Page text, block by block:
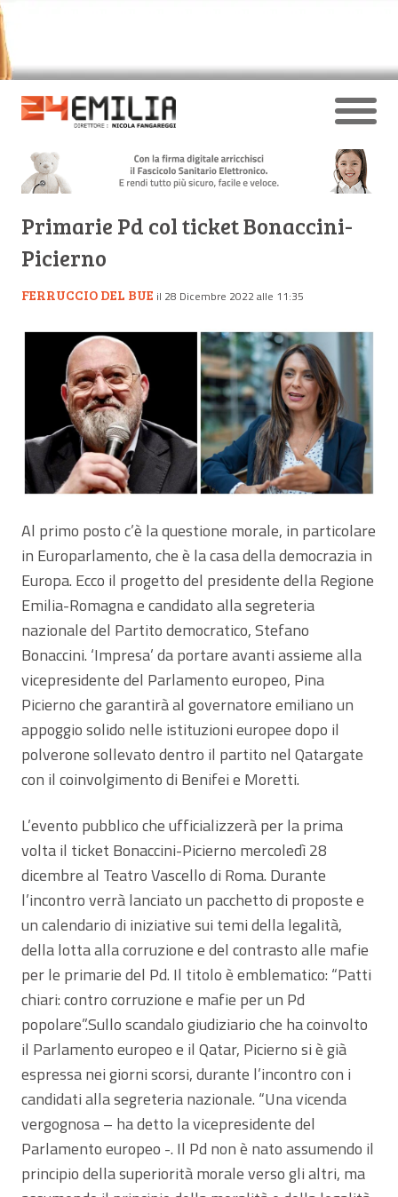
Primarie Pd col ticket Bonaccini-
Picierno
FERRUCCIO DEL BUE il 28 Dicembre 2022 alle 11:35
Al primo posto c’è la questione morale, in particolare
in Europarlamento, che è la casa della democrazia in
Europa. Ecco il progetto del presidente della Regione
Emilia-Romagna e candidato alla segreteria
nazionale del Partito democratico, Stefano
Bonaccini. ‘Impresa’ da portare avanti assieme alla
vicepresidente del Parlamento europeo, Pina
Picierno che garantirà al governatore emiliano un
appoggio solido nelle istituzioni europee dopo il
polverone sollevato dentro il partito nel Qatargate
con il coinvolgimento di Benifei e Moretti.
L’evento pubblico che ufficializzerà per la prima
volta il ticket Bonaccini-Picierno mercoledì 28
dicembre al Teatro Vascello di Roma. Durante
l’incontro verrà lanciato un pacchetto di proposte e
un calendario di iniziative sui temi della legalità,
della lotta alla corruzione e del contrasto alle mafie
per le primarie del Pd. Il titolo è emblematico: “Patti
chiari: contro corruzione e mafie per un Pd
popolare”.Sullo scandalo giudiziario che ha coinvolto
il Parlamento europeo e il Qatar, Picierno si è già
espressa nei giorni scorsi, durante l’incontro con i
candidati alla segreteria nazionale. “Una vicenda
vergognosa – ha detto la vicepresidente del
Parlamento europeo -. Il Pd non è nato assumendo il
principio della superiorità morale verso gli altri, ma